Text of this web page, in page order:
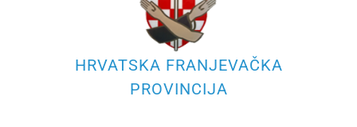
HRVATSKA FRANJEVAČKA
PROVINCIJA